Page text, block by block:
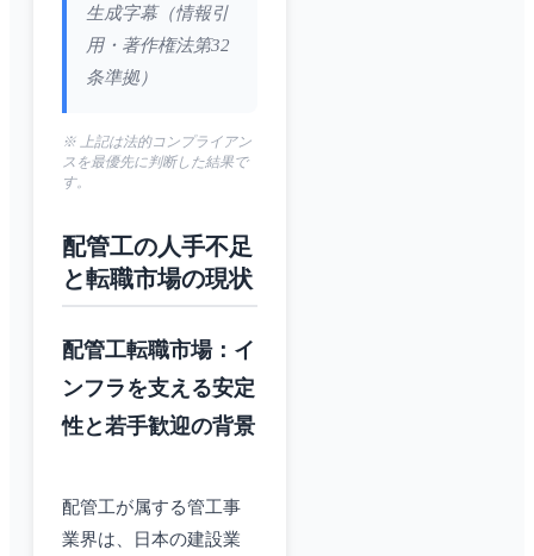
生成字幕（情報引
用・著作権法第32
条準拠）
※ 上記は法的コンプライアン
スを最優先に判断した結果で
す。
配管工の人手不足
と転職市場の現状
配管工転職市場：イ
ンフラを支える安定
性と若手歓迎の背景
配管工が属する管工事
業界は、日本の建設業